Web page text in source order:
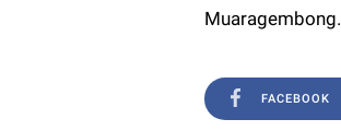
Muaragembong.
FACEBOOK